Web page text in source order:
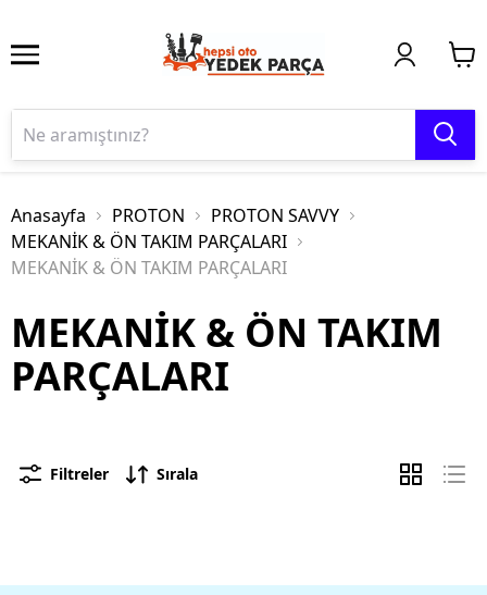
Anasayfa PROTON
PROTON SAVVY
MEKANİK & ÖN TAKIM PARÇALARI
MEKANİK & ÖN TAKIM PARÇALARI
MEKANİK & ÖN TAKIM
PARÇALARI
Filtreler Sırala